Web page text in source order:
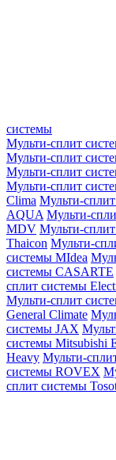
системы
Мульти-сплит
Мульти-сплит
Мульти-сплит
Мульти-сплит
Clima Мульти-
AQUA Мульти-
MDV Мульти-
Thaicon Мульти-
системы MIdea
системы CASARTE
сплит системы
Мульти-сплит
General Climate
системы JAX
системы Mitsubishi
Heavy Мульти-
системы ROVEX
сплит системы